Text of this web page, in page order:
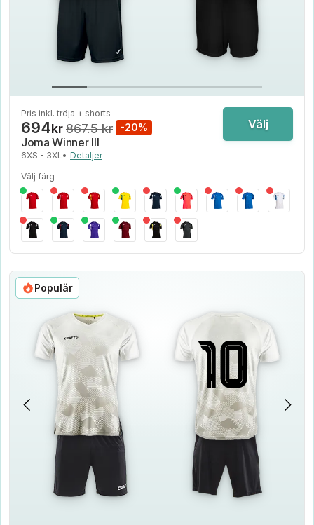
Pris inkl. tröja + shorts
694kr867.5 kr -20%
Joma Winner III
6XS - 3XL• Detaljer
Välj
Välj färg
Populär